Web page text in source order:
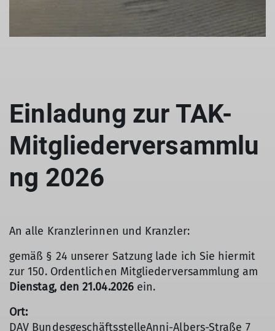
Einladung zur TAK-
Mitgliederversammlu
ng 2026
An alle Kranzlerinnen und Kranzler:
gemäß § 24 unserer Satzung lade ich Sie hiermit
zur 150. Ordentlichen Mitgliederversammlung am
Dienstag, den 21.04.2026ein.
Ort:
DAV BundesgeschäftsstelleAnni-Albers-Straße 7